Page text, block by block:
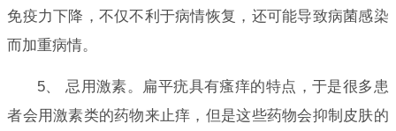
免疫力下降，不仅不利于病情恢复，还可能导致病菌感染
而加重病情。
5、 忌用激素。扁平疣具有瘙痒的特点，于是很多患
者会用激素类的药物来止痒，但是这些药物会抑制皮肤的